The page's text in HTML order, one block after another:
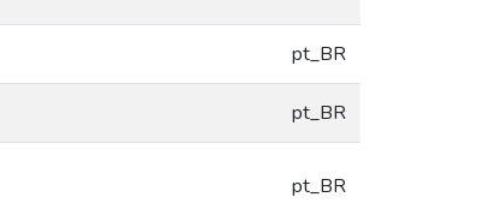
pt_BR
pt_BR
pt_BR